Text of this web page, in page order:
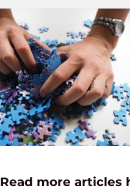
Read more articles